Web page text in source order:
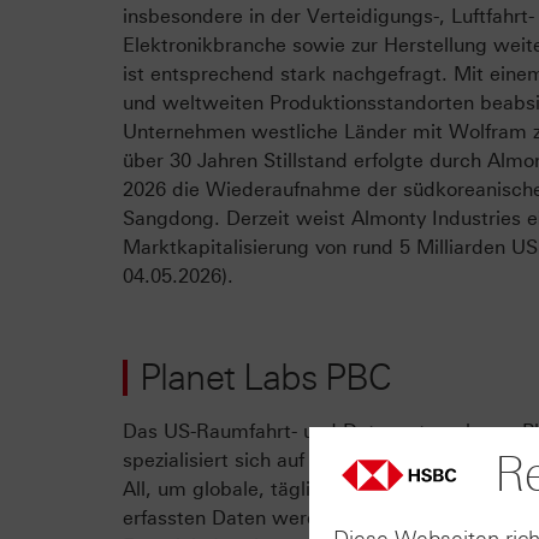
insbesondere in der Verteidigungs-, Luftfahrt-
Elektronikbranche sowie zur Herstellung
ist entsprechend stark nachgefragt. Mit
und weltweiten Produktionsstandorten
Unternehmen westliche Länder mit Wolfram
über 30 Jahren Stillstand erfolgte durch
2026 die Wiederaufnahme der
Sangdong. Derzeit weist Almonty Industries
Marktkapitalisierung von rund 5 Milliarden
04.05.2026).
Planet Labs PBC
Das US-Raumfahrt- und Datenunternehmen
spezialisiert sich auf die Erdbeobachtung
All, um globale, tägliche Veränderungen zu
erfassten Daten werden von Unternehmen